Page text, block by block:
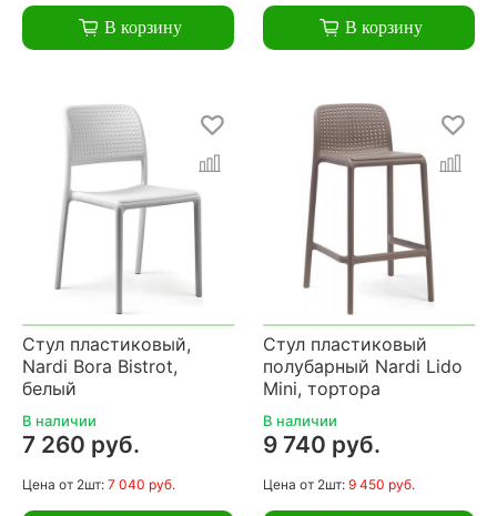
В корзину В корзину
Стул пластиковый,
Nardi Bora Bistrot,
белый
В наличии
7 260 руб.
Цена от 2шт: 7 040 руб.
Стул пластиковый
полубарный Nardi Lido
Mini, тортора
В наличии
9 740 руб.
Цена от 2шт: 9 450 руб.